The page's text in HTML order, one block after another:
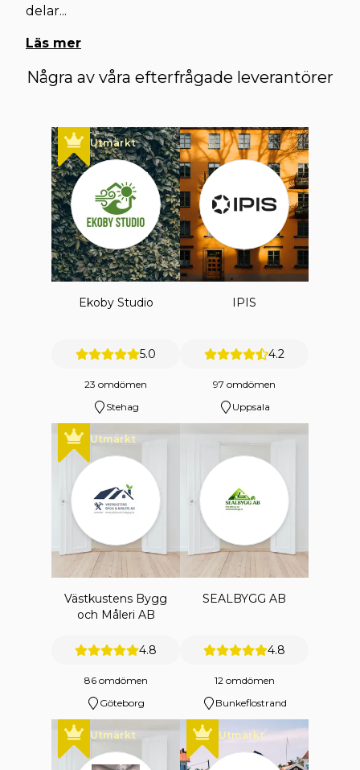
delar...
Läs mer
Några av våra efterfrågade leverantörer
Utmärkt
Ekoby Studio
5.0
23 omdömen
Stehag
IPIS
4.2
97 omdömen
Uppsala
Utmärkt
Västkustens Bygg
och Måleri AB
4.8
86 omdömen
Göteborg
SEALBYGG AB
4.8
12 omdömen
Bunkeflostrand
Utmärkt Utmärkt